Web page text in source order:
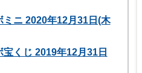
ニ 2020年12月31日(木
くじ 2019年12月31日